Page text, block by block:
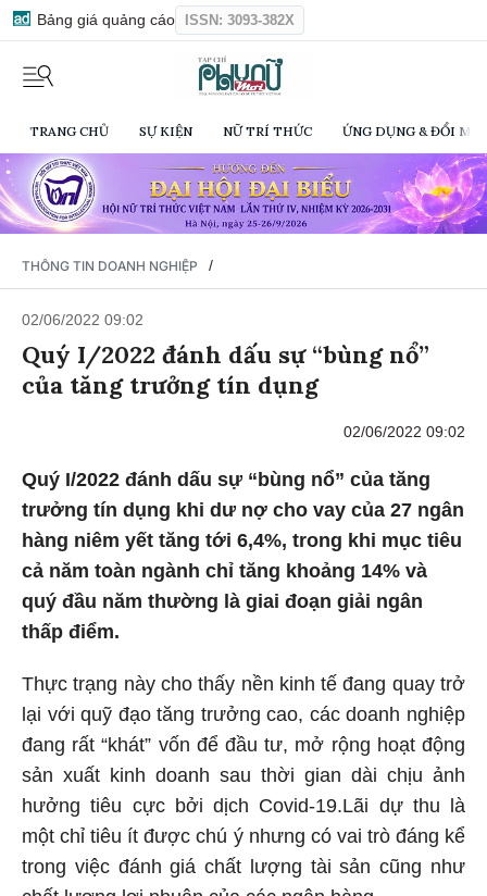
Bảng giá quảng cáo ISSN: 3093-382X
TRANG CHỦ SỰ KIỆN NỮ TRÍ THỨC ỨNG DỤNG & ĐỔI
THÔNG TIN DOANH NGHIỆP /
02/06/2022 09:02
Quý I/2022 đánh dấu sự “bùng nổ”
của tăng trưởng tín dụng
02/06/2022 09:02
Quý I/2022 đánh dấu sự “bùng nổ” của tăng
trưởng tín dụng khi dư nợ cho vay của 27 ngân
hàng niêm yết tăng tới 6,4%, trong khi mục tiêu
cả năm toàn ngành chỉ tăng khoảng 14% và
quý đầu năm thường là giai đoạn giải ngân
thấp điểm.
Thực trạng này cho thấy nền kinh tế đang quay trở
lại với quỹ đạo tăng trưởng cao, các doanh nghiệp
đang rất “khát” vốn để đầu tư, mở rộng hoạt động
sản xuất kinh doanh sau thời gian dài chịu ảnh
hưởng tiêu cực bởi dịch Covid-19.Lãi dự thu là
một chỉ tiêu ít được chú ý nhưng có vai trò đáng kể
trong việc đánh giá chất lượng tài sản cũng như